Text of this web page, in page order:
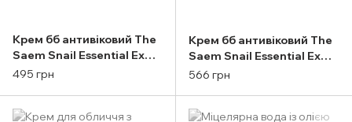
Крем бб антивіковий The
Saem Snail Essential Ex
Origin Bb Spf38 Pa+++
495 грн
Крем бб антивіковий The
Saem Snail Essential Ex
Origin Bb Spf38 Pa+++
566 грн